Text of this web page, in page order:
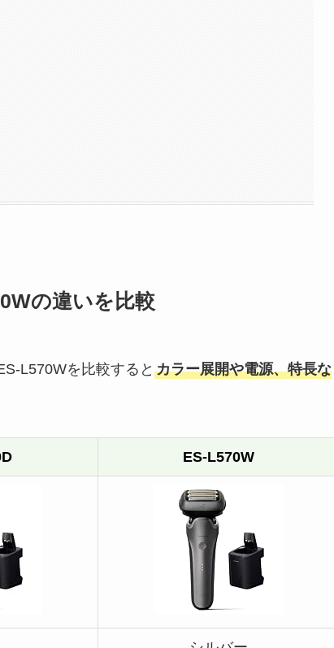
の違いを比較
L570Wを比較すると カラー展開や電源、特長な
ES-L570W